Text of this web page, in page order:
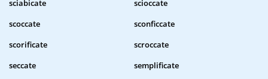
sciabicate
scioccate
scoccate
sconficcate
scorificate
scroccate
seccate
semplificate